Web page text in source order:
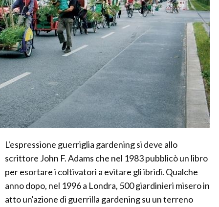
L'espressione guerriglia gardening si deve allo
scrittore John F. Adams che nel 1983 pubblicò un libro
per esortare i coltivatori a evitare gli ibridi. Qualche
anno dopo, nel 1996 a Londra, 500 giardinieri misero in
atto un'azione di guerrilla gardening su un terreno